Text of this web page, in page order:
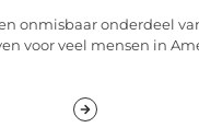
onmisbaar onderdeel
voor veel mensen in